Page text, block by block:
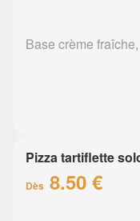
Base crème
Pizza tartiflette
Dès 8.50 €